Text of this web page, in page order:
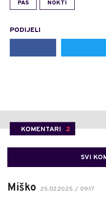
PAS NOKTI
PODIJELI
KOMENTARI 2
SVI
Miško 25.02.2025. / 09:17